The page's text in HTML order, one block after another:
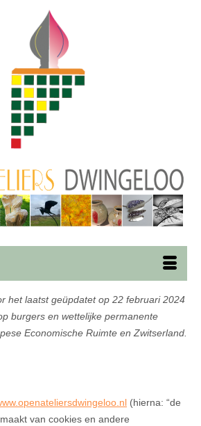
het laatst geüpdatet op 22 februari 2024
burgers en wettelijke permanente
Economische Ruimte en Zwitserland.
(hierna: “de
van cookies en andere